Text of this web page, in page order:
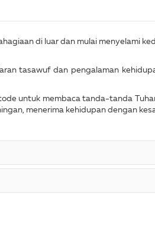
di luar dan mulai menyelami
tasawuf dan pengalaman
untuk membaca tanda-tanda
menerima kehidupan dengan